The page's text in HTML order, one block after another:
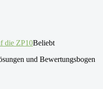
die ZP10Beliebt
und Bewertungsbogen